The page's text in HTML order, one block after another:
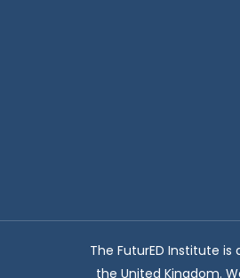
The FuturED Institute
the United Kingdom.